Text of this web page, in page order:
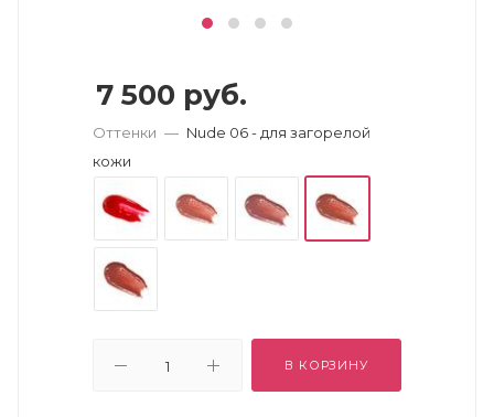
7 500 руб.
Оттенки — Nude 06 - для загорелой
кожи
В КОРЗИНУ